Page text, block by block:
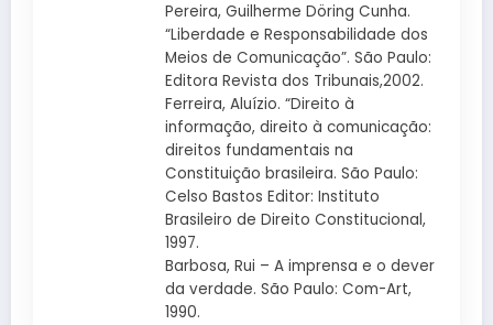
Pereira, Guilherme Döring Cunha.
“Liberdade e Responsabilidade dos
Meios de Comunicação”. São Paulo:
Editora Revista dos Tribunais,2002.
Ferreira, Aluízio. “Direito à
informação, direito à comunicação:
direitos fundamentais na
Constituição brasileira. São Paulo:
Celso Bastos Editor: Instituto
Brasileiro de Direito Constitucional,
1997.
Barbosa, Rui – A imprensa e o dever
da verdade. São Paulo: Com-Art,
1990.